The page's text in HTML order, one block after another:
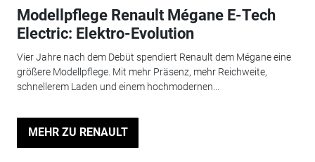
Modellpflege Renault Mégane E-Tech
Electric: Elektro-Evolution
Vier Jahre nach dem Debüt spendiert Renault dem Mégane eine
größere Modellpflege. Mit mehr Präsenz, mehr Reichweite,
schnellerem Laden und einem hochmodernen...
MEHR ZU RENAULT